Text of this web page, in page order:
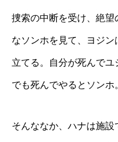
捜索の中断を受け、絶
なソンホを見て、ヨジ
立てる。自分が死んで
でも死んでやるとソンホ
そんななか、ハナは施